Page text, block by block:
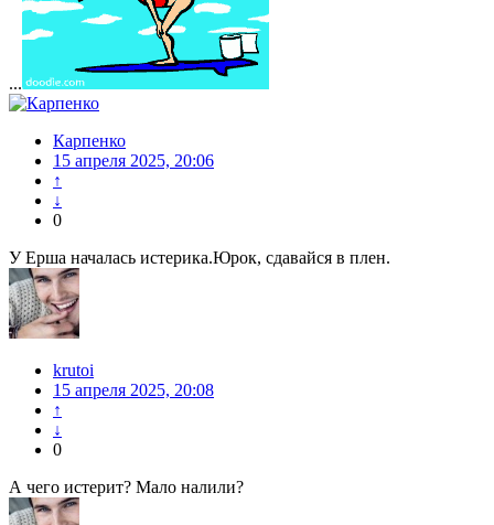
...
Карпенко
15 апреля 2025, 20:06
↑
↓
0
У Ерша началась истерика.Юрок, сдавайся в плен.
krutoi
15 апреля 2025, 20:08
↑
↓
0
А чего истерит? Мало налили?